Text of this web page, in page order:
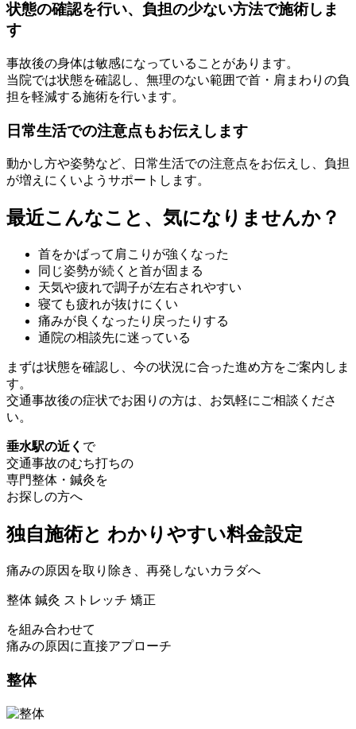
状態の確認を行い、負担の少ない方法で施術しま
す
事故後の身体は敏感になっていることがあります。
当院では状態を確認し、無理のない範囲で首・肩まわりの負
担を軽減する施術を行います。
日常生活での注意点もお伝えします
動かし方や姿勢など、日常生活での注意点をお伝えし、負担
が増えにくいようサポートします。
最近こんなこと、気になりませんか？
首をかばって肩こりが強くなった
同じ姿勢が続くと首が固まる
天気や疲れで調子が左右されやすい
寝ても疲れが抜けにくい
痛みが良くなったり戻ったりする
通院の相談先に迷っている
まずは状態を確認し、今の状況に合った進め方をご案内しま
す。
交通事故後の症状でお困りの方は、お気軽にご相談くださ
い。
垂水駅の近く で
交通事故のむち打ちの
専門整体・鍼灸を
お探しの方へ
独自施術と わかりやすい料金設定
痛みの原因を取り除き、再発しないカラダへ
整体 鍼灸 ストレッチ 矯正
を組み合わせて
痛みの原因に直接アプローチ
整体